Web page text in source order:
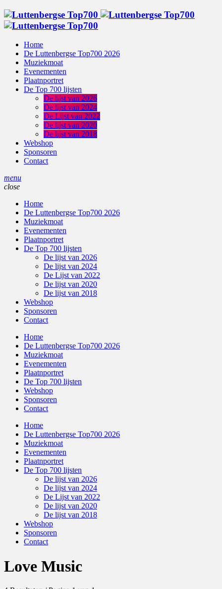
Home
De Luttenbergse Top700 2026
Muziekmoat
Evenementen
Plaatnportret
De Top 700 lijsten
De lijst van 2026
De lijst van 2024
De Lijst van 2022
De lijst van 2020
De lijst van 2018
Webshop
Sponsoren
Contact
menu
close
Home
De Luttenbergse Top700 2026
Muziekmoat
Evenementen
Plaatnportret
De Top 700 lijsten
De lijst van 2026
De lijst van 2024
De Lijst van 2022
De lijst van 2020
De lijst van 2018
Webshop
Sponsoren
Contact
Home
De Luttenbergse Top700 2026
Muziekmoat
Evenementen
Plaatnportret
De Top 700 lijsten
Webshop
Sponsoren
Contact
Home
De Luttenbergse Top700 2026
Muziekmoat
Evenementen
Plaatnportret
De Top 700 lijsten
De lijst van 2026
De lijst van 2024
De Lijst van 2022
De lijst van 2020
De lijst van 2018
Webshop
Sponsoren
Contact
Love Music